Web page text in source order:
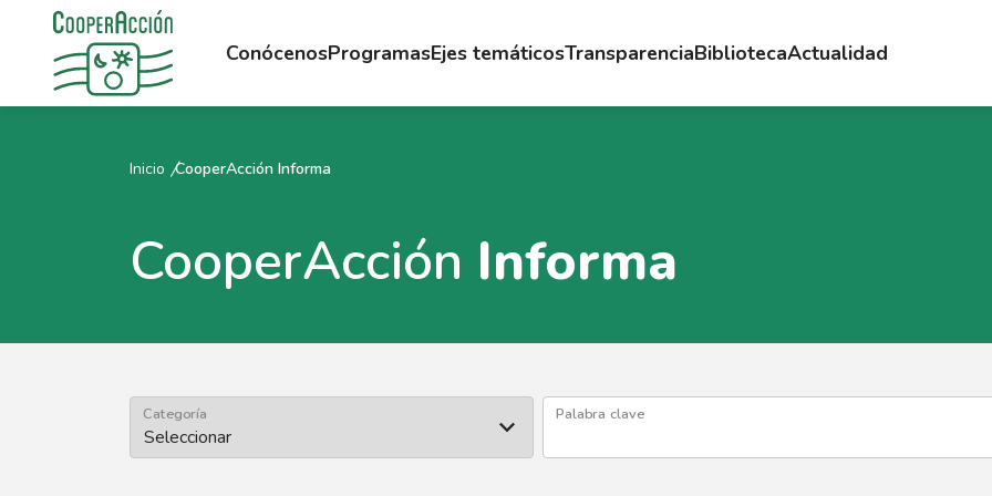
ConócenosProgramasEjes temáticosTransparenciaBibliotecaActualidad
Inicio CooperAcción Informa
CooperAcción Informa
Categoría Palabra clave